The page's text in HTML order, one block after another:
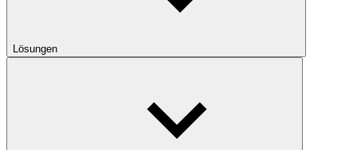
Lösungen